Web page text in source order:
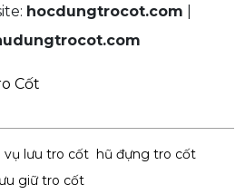
hocdungtrocot.com
Cốt
vụ lưu tro cốt hũ đựng tro cốt
giữ tro cốt